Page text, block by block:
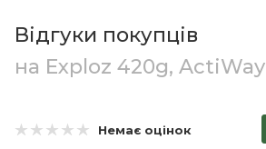
Відгуки покупців
на Exploz 420g, ActiWay
Немає оцінок